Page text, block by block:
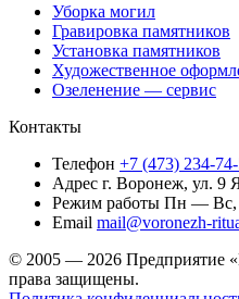
Уборка могил
Гравировка памятников
Установка памятников
Художественное
Озеленение — сервис
Контакты
Телефон +7 (473) 234-
Адрес г. Воронеж, ул. 9
Режим работы Пн — Вс,
Email mail@voronezh-
© 2005 — 2026 Предприятие
права защищены.